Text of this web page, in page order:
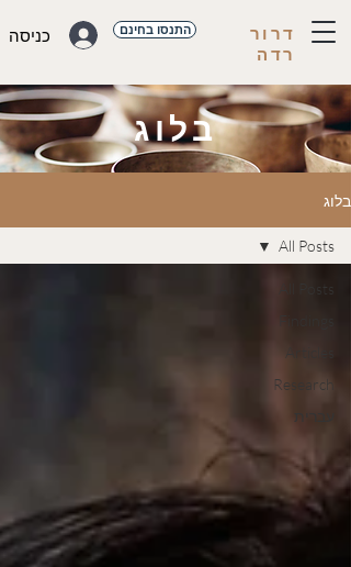
התנסו בחינם כניסה
דרור
רדה
בלוג
בלוג
All Posts
Articles
Research
עברית
All Posts